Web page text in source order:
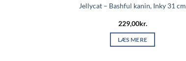
Jellycat – Bashful kanin, Inky 31 cm
229,00kr.
LÆS MERE